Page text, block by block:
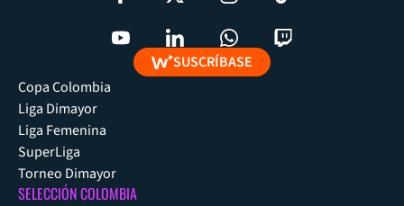
SUSCRÍBASE
Copa Colombia
Liga Dimayor
Liga Femenina
SuperLiga
Torneo Dimayor
SELECCIÓN COLOMBIA